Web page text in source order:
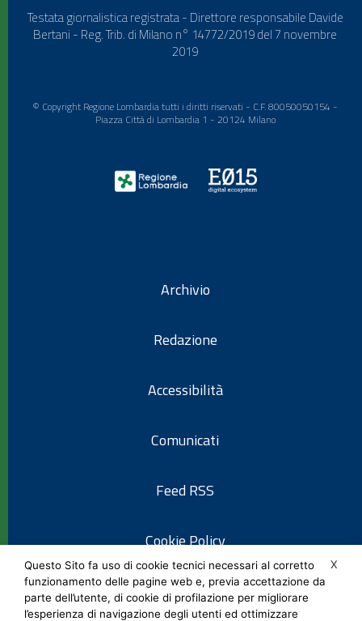
Testata giornalistica registrata - Direttore responsabile Davide
Bertani - Reg. Trib. di Milano n° 14772/2019 del 7 novembre
2019
© Copyright Regione Lombardia tutti i diritti riservati - C.F. 80050050154 -
Piazza Città di Lombardia 1 - 20124 Milano
Archivio
Redazione
Accessibilità
Comunicati
Feed RSS
Cookie Policy
Informativa privacy
X
Questo Sito fa uso di cookie tecnici necessari al corretto
funzionamento delle pagine web e, previa accettazione da
parte dell’utente, di cookie di profilazione per migliorare
l’esperienza di navigazione degli utenti ed ottimizzare